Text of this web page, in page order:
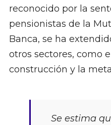
reconocido por la
pensionistas de la
Banca, se ha
otros sectores, como
construcción y la
Se estima